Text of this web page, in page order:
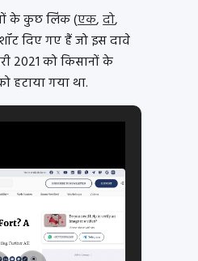
के कुछ लिंक (एक,दो,
दिए गए हैं जो इस दावे
2021 को किसानों के
हटाया गया था.